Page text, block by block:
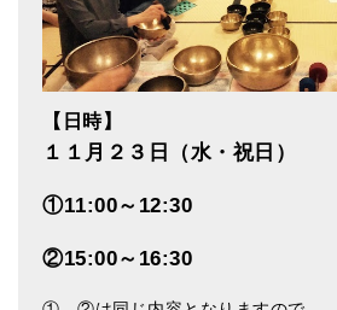
スティック・マレット・リング（台座）
アマナマナのティンシャ
プレミアム・ティンシャ（L・M）
【日時】
１１月２３日（水・祝日）
①11:00～12:30
②15:00～16:30